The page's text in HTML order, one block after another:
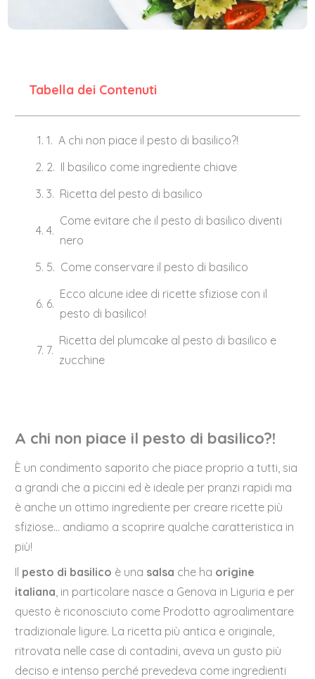
Tabella dei Contenuti
A chi non piace il pesto di basilico?!
Il basilico come ingrediente chiave
Ricetta del pesto di basilico
Come evitare che il pesto di basilico diventi
nero
Come conservare il pesto di basilico
Ecco alcune idee di ricette sfiziose con il
pesto di basilico!
Ricetta del plumcake al pesto di basilico e
zucchine
A chi non piace il pesto di basilico?!
È un condimento saporito che piace proprio a tutti, sia
a grandi che a piccini ed è ideale per pranzi rapidi ma
è anche un ottimo ingrediente per creare ricette più
sfiziose… andiamo a scoprire qualche caratteristica in
più!
Il pesto di basilico è una salsa che ha origine
italiana, in particolare nasce a Genova in Liguria e per
questo è riconosciuto come Prodotto agroalimentare
tradizionale ligure. La ricetta più antica e originale,
ritrovata nelle case di contadini, aveva un gusto più
deciso e intenso perché prevedeva come ingredienti